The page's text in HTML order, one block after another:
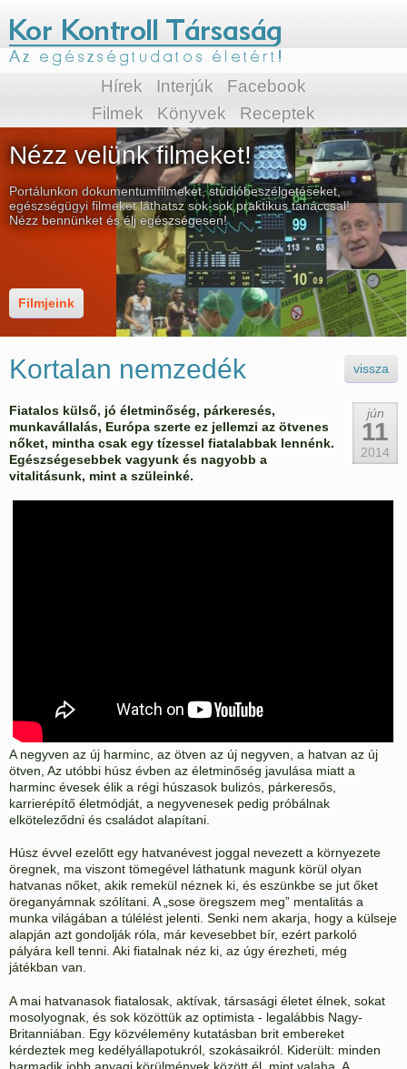
Hírek Interjúk
Facebook
Filmek
Könyvek Receptek
Nézz velünk filmeket!
Portálunkon dokumentumfilmeket, stúdióbeszélgetéseket,
egészségügyi filmeket láthatsz sok-sok praktikus tanáccsal!
Nézz bennünket és élj egészségesen!
Filmjeink
vissza
Kortalan nemzedék
jún
11
2014
Fiatalos külső, jó életminőség, párkeresés,
munkavállalás, Európa szerte ez jellemzi az ötvenes
nőket, mintha csak egy tízessel fiatalabbak lennénk.
Egészségesebbek vagyunk és nagyobb a
vitalitásunk, mint a szüleinké.
A negyven az új harminc, az ötven az új negyven, a hatvan az új
ötven, Az utóbbi húsz évben az életminőség javulása miatt a
harminc évesek élik a régi húszasok bulizós, párkeresős,
karrierépítő életmódját, a negyvenesek pedig próbálnak
elköteleződni és családot alapítani.
Húsz évvel ezelőtt egy hatvanévest joggal nevezett a környezete
öregnek, ma viszont tömegével láthatunk magunk körül olyan
hatvanas nőket, akik remekül néznek ki, és eszünkbe se jut őket
öreganyámnak szólítani. A „sose öregszem meg” mentalitás a
munka világában a túlélést jelenti. Senki nem akarja, hogy a külseje
alapján azt gondolják róla, már kevesebbet bír, ezért parkoló
pályára kell tenni. Aki fiatalnak néz ki, az úgy érezheti, még
játékban van.
A mai hatvanasok fiatalosak, aktívak, társasági életet élnek, sokat
mosolyognak, és sok közöttük az optimista - legalábbis Nagy-
Britanniában. Egy közvélemény kutatásban brit embereket
kérdeztek meg kedélyállapotukról, szokásaikról. Kiderült: minden
harmadik jobb anyagi körülmények között él, mint valaha. A